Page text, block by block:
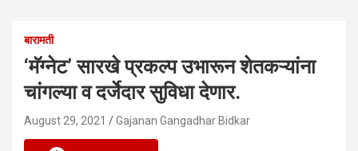
बारामती
‘मॅग्नेट’ सारखे प्रकल्प उभारून शेतकऱ्यांना
चांगल्या व दर्जेदार सुविधा देणार.
August 29, 2021 Gajanan Gangadhar Bidkar